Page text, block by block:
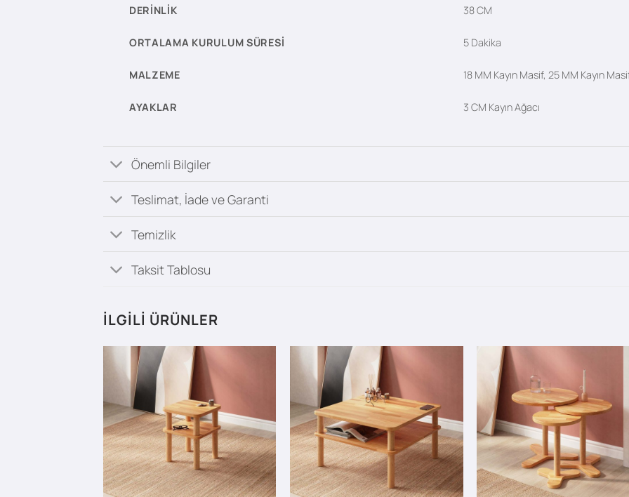
DERINLIK 38 CM
ORTALAMA KURULUM SÜRESI 5 Dakika
MALZEME 18 MM Kayın Masif, 25 MM Kayın
AYAKLAR 3 CM Kayın Ağacı
Önemli Bilgiler
Teslimat, İade ve Garanti
Temizlik
Taksit Tablosu
İLGILI ÜRÜNLER